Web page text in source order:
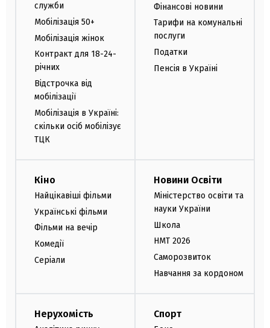
служби
Мобілізація 50+
Мобілізація жінок
Контракт для 18-24-
річних
Відстрочка від
мобілізації
Мобілізація в Україні:
скільки осіб мобілізує
ТЦК
Фінансові новини
Тарифи на комунальні
послуги
Податки
Пенсія в Україні
Кіно
Найцікавіші фільми
Українські фільми
Фільми на вечір
Комедії
Серіали
Новини Освіти
Міністерство освіти та
науки України
Школа
НМТ 2026
Саморозвиток
Навчання за кордоном
Нерухомість Спорт